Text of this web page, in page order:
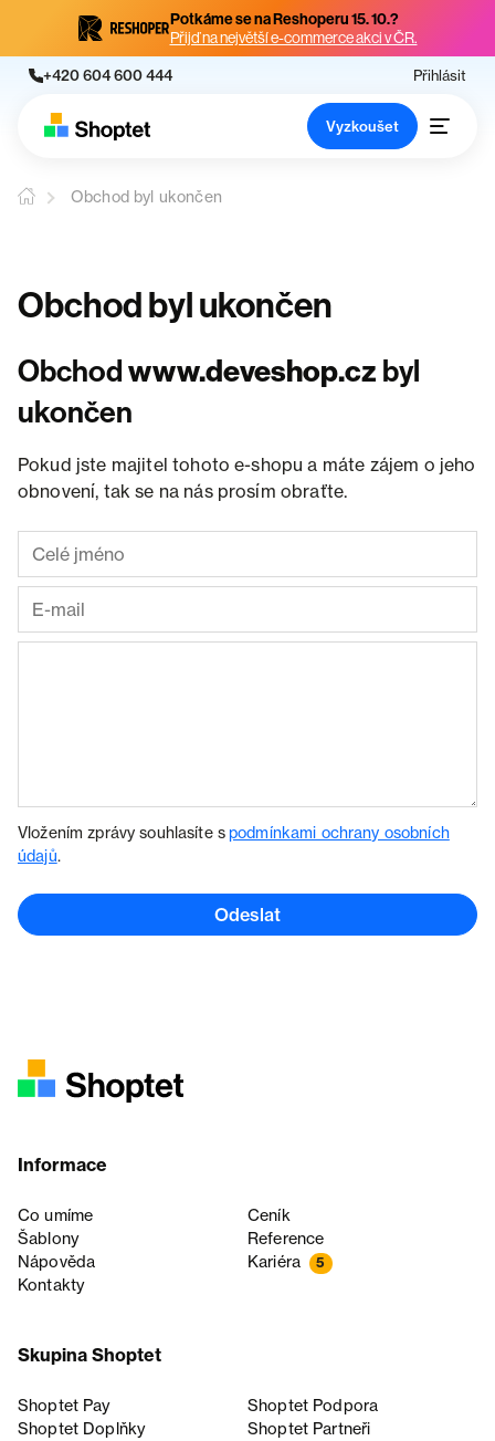
Potkáme se na Reshoperu 15. 10.?
Přijď na největší e-commerce akci v ČR.
+420 604 600 444 Přihlásit
Vyzkoušet
Obchod byl ukončen
Obchod byl ukončen
Obchodwww.deveshop.cz byl
ukončen
Pokud jste majitel tohoto e-shopu a máte zájem o jeho
obnovení, tak se na nás prosím obraťte.
Vložením zprávy souhlasíte spodmínkami ochrany osobních
údajů.
Odeslat
Informace
Co umíme
Ceník
Šablony
Reference
Nápověda
Kariéra 5
Kontakty
Skupina Shoptet
Shoptet Pay
Shoptet Podpora
Shoptet Doplňky
Shoptet Partneři